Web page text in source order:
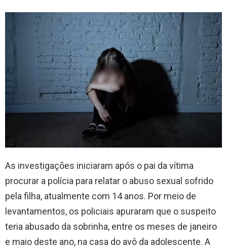
As investigações iniciaram após o pai da vítima
procurar a polícia para relatar o abuso sexual sofrido
pela filha, atualmente com 14 anos. Por meio de
levantamentos, os policiais apuraram que o suspeito
teria abusado da sobrinha, entre os meses de janeiro
e maio deste ano, na casa do avô da adolescente. A